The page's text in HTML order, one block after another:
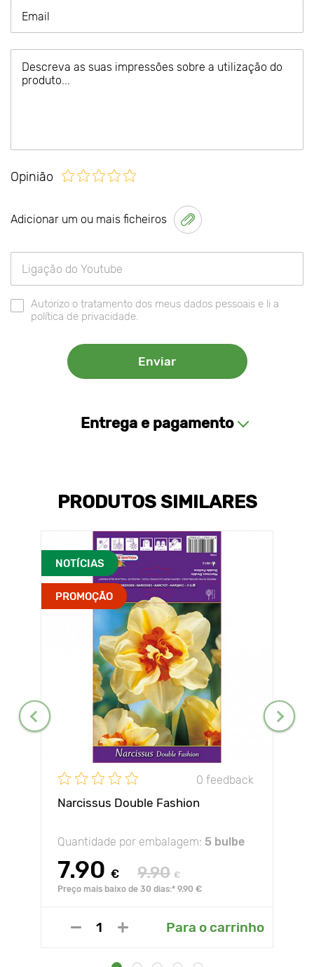
Opinião
Adicionar um ou mais ficheiros
Autorizo o tratamento dos meus dados pessoais e li a
política de privacidade.
Entrega e pagamento
PRODUTOS SIMILARES
NOTÍCIAS
PROMOÇÃO
0 feedback
Narcissus Double Fashion
Quantidade por embalagem: 5 bulbe
7.90 € 9.90 €
Preço mais baixo de 30 dias:* 9.90 €
Para o carrinho